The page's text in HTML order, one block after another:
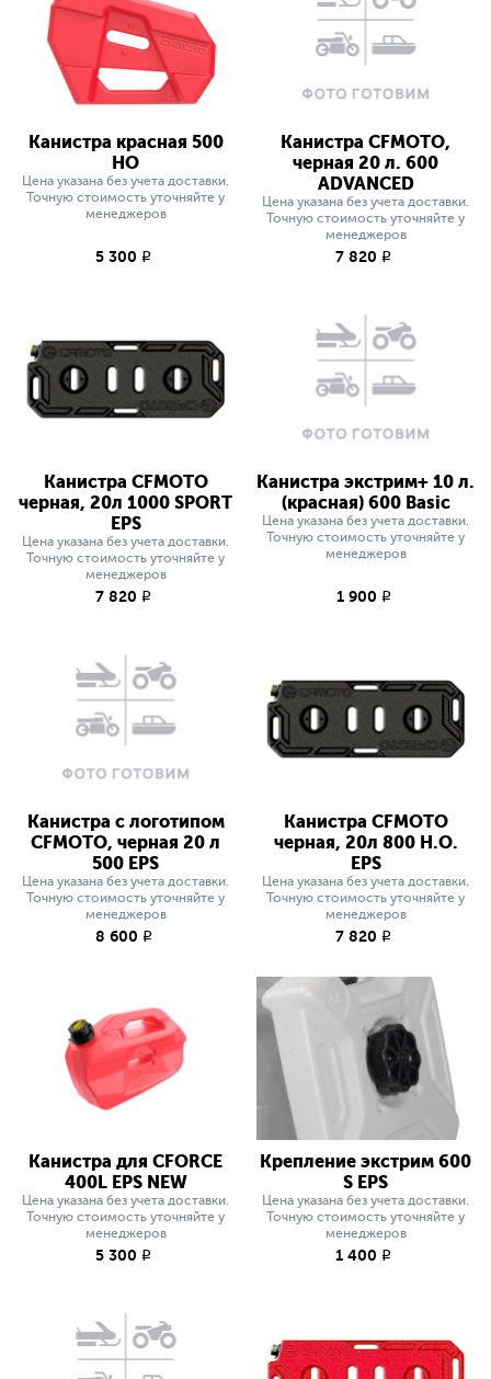
Канистра красная 500
HO
Цена указана без учета доставки.
Точную стоимость уточняйте у
менеджеров
5 300 q
Канистра CFMOTO,
черная 20 л. 600
ADVANCED
Цена указана без учета доставки.
Точную стоимость уточняйте у
менеджеров
7 820 q
Канистра CFMOTO
черная, 20л 1000 SPORT
EPS
Цена указана без учета доставки.
Точную стоимость уточняйте у
менеджеров
7 820 q
Канистра экстрим+ 10 л.
(красная) 600 Basic
Цена указана без учета доставки.
Точную стоимость уточняйте у
менеджеров
1 900 q
Канистра с логотипом
CFMOTO, черная 20 л
500 EPS
Цена указана без учета доставки.
Точную стоимость уточняйте у
менеджеров
8 600 q
Канистра CFMOTO
черная, 20л 800 H.O.
EPS
Цена указана без учета доставки.
Точную стоимость уточняйте у
менеджеров
7 820 q
Канистра для CFORCE
400L EPS NEW
Цена указана без учета доставки.
Точную стоимость уточняйте у
менеджеров
5 300 q
Крепление экстрим 600
S EPS
Цена указана без учета доставки.
Точную стоимость уточняйте у
менеджеров
1 400 q